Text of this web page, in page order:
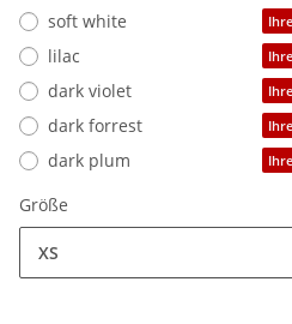
soft white
lilac
dark violet
dark forrest
dark plum
Größe
XS